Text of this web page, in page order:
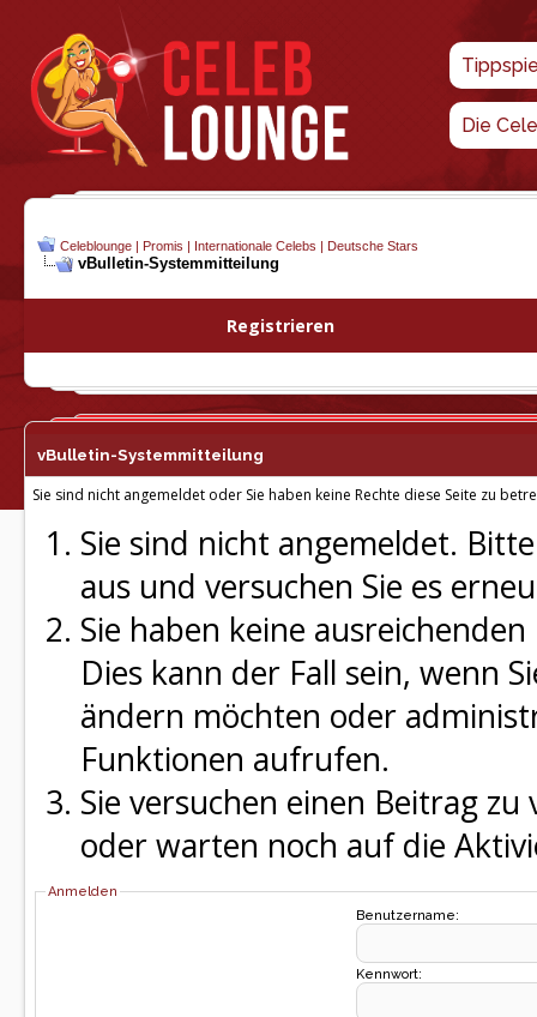
Die
Celeblounge | Promis | Internationale Celebs | Deutsche Stars
vBulletin-Systemmitteilung
Registrieren
vBulletin-Systemmitteilung
Sie sind nicht angemeldet oder Sie haben keine Rechte diese Seite zu
Sie sind nicht angemeldet.
aus und versuchen Sie es
Sie haben keine
Dies kann der Fall sein, wenn
ändern möchten oder
Funktionen aufrufen.
Sie versuchen einen Beitrag
oder warten noch auf die
Anmelden
Benutzername:
Kennwort: